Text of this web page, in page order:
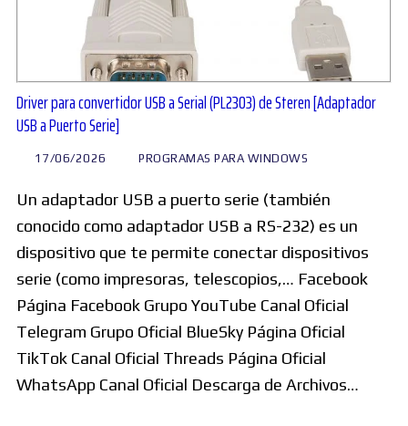
Driver para convertidor USB a Serial (PL2303) de Steren [Adaptador
USB a Puerto Serie]
17/06/2026 PROGRAMAS PARA WINDOWS
Un adaptador USB a puerto serie (también
conocido como adaptador USB a RS-232) es un
dispositivo que te permite conectar dispositivos
serie (como impresoras, telescopios,… Facebook
Página Facebook Grupo YouTube Canal Oficial
Telegram Grupo Oficial BlueSky Página Oficial
TikTok Canal Oficial Threads Página Oficial
WhatsApp Canal Oficial Descarga de Archivos…